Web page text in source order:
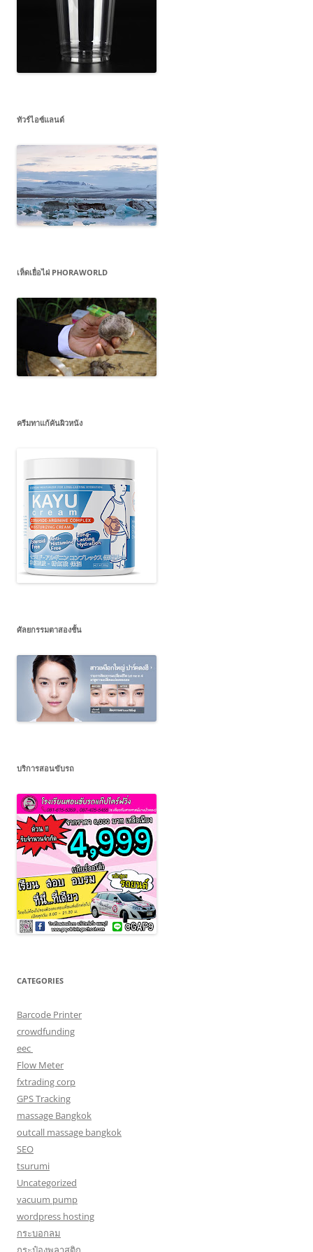
ทัวร์ไอซ์แลนด์
เห็ดเยื่อไผ่ PHORAWORLD
ครีมทาแก้คันผิวหนัง
ศัลยกรรมตาสองชั้น
บริการสอนขับรถ
CATEGORIES
Barcode Printer
crowdfunding
eec
Flow Meter
fxtrading corp
GPS Tracking
massage Bangkok
outcall massage bangkok
SEO
tsurumi
Uncategorized
vacuum pump
wordpress hosting
กระบอกลม